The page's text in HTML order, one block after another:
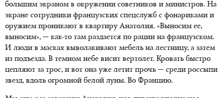
большим экраном в окружении советников и министров. На
экране сотрудники французских спецслужб с фонариками и
оружием проникают в квартиру Анатолия. «Выносим ее,
выносим», — как-то там раздается по рации на французском.
И люди в масках выволакивают мебель на лестницу, а затем
из подъезда. В темном небе висит вертолет. Кровать быстро
цепляют за трос, и вот она уже летит прочь — среди россыпи
звезд, вдоль огромной белой луны. Во Францию.